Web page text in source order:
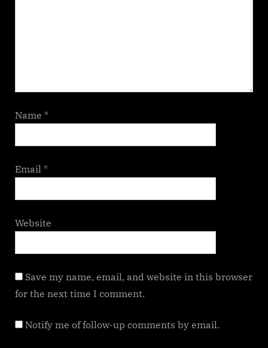
Name *
Email *
Website
Save my name, email, and website in this browser
for the next time I comment.
Notify me of follow-up comments by email.